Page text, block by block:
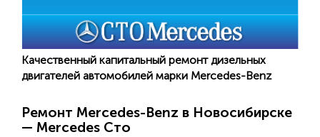
Качественный капитальный ремонт дизельных
двигателей автомобилей марки Mercedes-Benz
Ремонт Mercedes-Benz в Новосибирске
— Mercedes Сто